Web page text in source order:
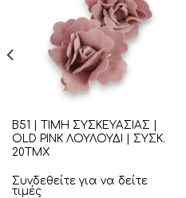
Β51 | ΤΙΜΗ ΣΥΣΚΕΥΑΣΙΑΣ |
OLD PINK ΛΟΥΛΟΥΔΙ | ΣΥΣΚ.
20ΤΜΧ
Συνδεθείτε για να δείτε
τιμές